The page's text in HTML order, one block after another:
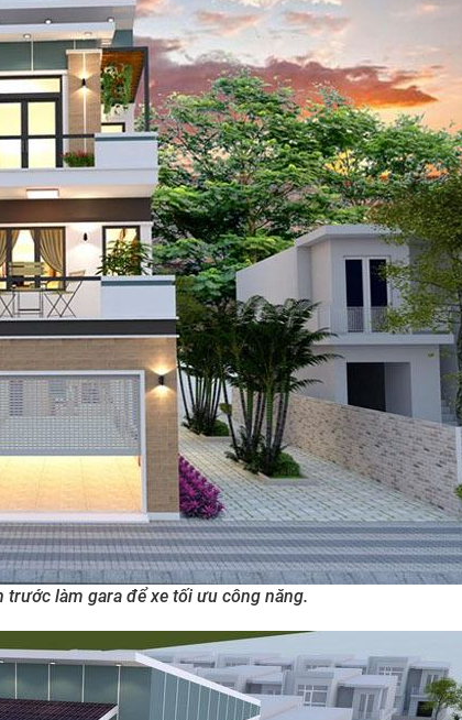
trước làm gara để xe tối ưu công năng.